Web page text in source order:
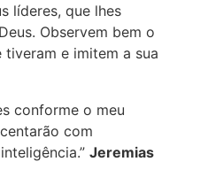
líderes, que lhes
Observem bem o
e imitem a sua
conforme o meu
com
Jeremias